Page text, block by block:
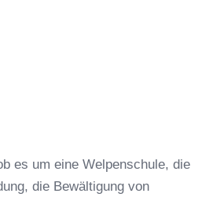
es um eine Welpenschule, die
die Bewältigung von